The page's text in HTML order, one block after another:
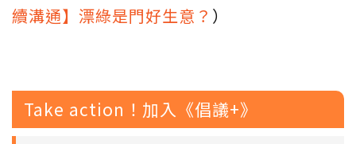
續溝通】漂綠是門好生意？ ）
Take action！加入《倡議+》